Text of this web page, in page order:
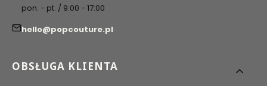
pon. - pt. / 9:00 - 17:00
hello@popcouture.pl
Linki w stopce
OBSŁUGA KLIENTA